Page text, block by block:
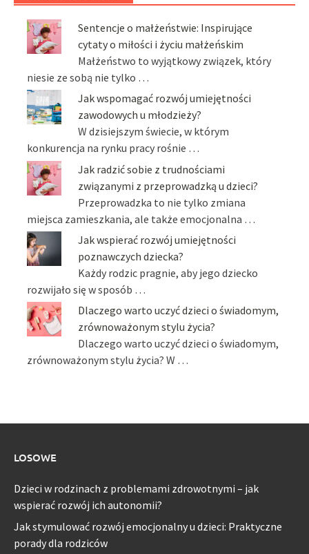
Sentencje o małżeństwie: Inspirujące
cytaty o miłości i życiu małżeńskim
Małżeństwo to wyjątkowy związek, który
niesie ze sobą nie tylko …
Jak wspomagać rozwój umiejętności
zawodowych u młodzieży?
W dzisiejszym świecie, w którym
konkurencja na rynku pracy rośnie …
Jak radzić sobie z trudnościami
związanymi z przeprowadzką u dzieci?
Przeprowadzka to nie tylko zmiana
miejsca zamieszkania, ale także emocjonalna …
Jak wspierać rozwój umiejętności
poznawczych dziecka?
Każdy rodzic pragnie, aby jego dziecko
rozwijało się w sposób …
Dlaczego warto uczyć dzieci o świadomym,
zrównoważonym stylu życia?
Dlaczego warto uczyć dzieci o świadomym,
zrównoważonym stylu życia? W …
LOSOWE
Dzieci w rodzinach z problemami zdrowotnymi – jak
wspierać rozwój ich autonomii?
Jak stymulować rozwój emocjonalny u dzieci: Praktyczne
porady dla rodziców